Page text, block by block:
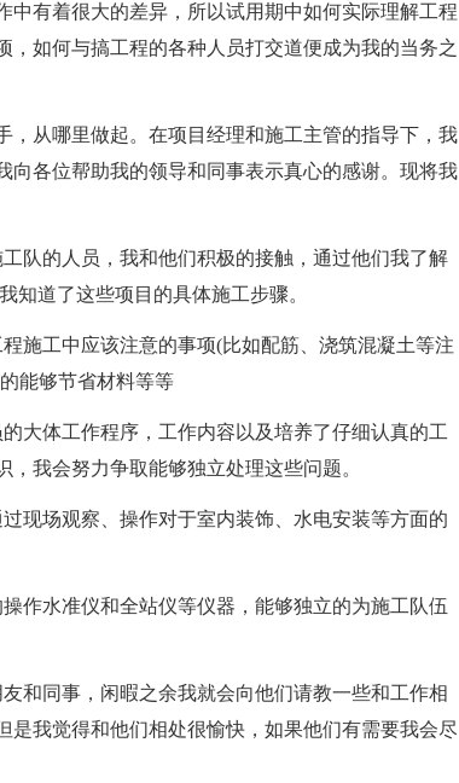
有着很大的差异，所以试用期中如何实际理解工程
如何与搞工程的各种人员打交道便成为我的当务之
，从哪里做起。在项目经理和施工主管的指导下，我
各位帮助我的领导和同事表示真心的感谢。现将我
队的人员，我和他们积极的接触，通过他们我了解
知道了这些项目的具体施工步骤。
施工中应该注意的事项(比如配筋、浇筑混凝土等注
能够节省材料等等
大体工作程序，工作内容以及培养了仔细认真的工
我会努力争取能够独立处理这些问题。
现场观察、操作对于室内装饰、水电安装等方面的
作水准仪和全站仪等仪器，能够独立的为施工队伍
和同事，闲暇之余我就会向他们请教一些和工作相
我觉得和他们相处很愉快，如果他们有需要我会尽